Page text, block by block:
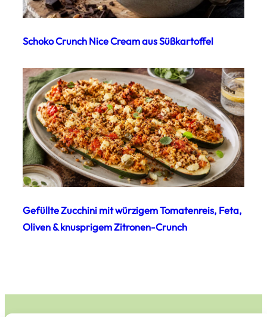
Schoko Crunch Nice Cream aus Süßkartoffel
Gefüllte Zucchini mit würzigem Tomatenreis, Feta,
Oliven & knusprigem Zitronen-Crunch